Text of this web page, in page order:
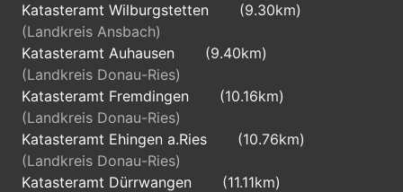
Katasteramt Wilburgstetten
(9.30km)
(Landkreis Ansbach)
Katasteramt Auhausen
(9.40km)
(Landkreis Donau-Ries)
Katasteramt Fremdingen
(10.16km)
(Landkreis Donau-Ries)
Katasteramt Ehingen a.Ries
(10.76km)
(Landkreis Donau-Ries)
Katasteramt Dürrwangen
(11.11km)